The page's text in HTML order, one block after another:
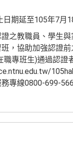
期延至105年7月
之教職員、學生
，協助加強認證前
職專班生)通過認
專線0800-699-